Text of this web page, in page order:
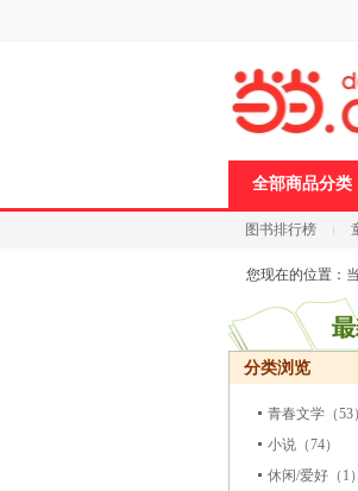
全部商品分类
图书排行榜
科技 进口原
您现在的位置：
分类浏览
青春文学 （53）
小说 （74）
休闲/爱好 （1）
页